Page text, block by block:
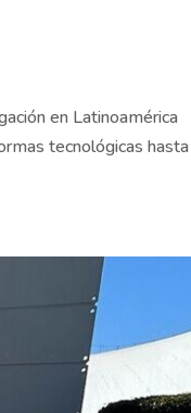
en Latinoamérica
tecnológicas